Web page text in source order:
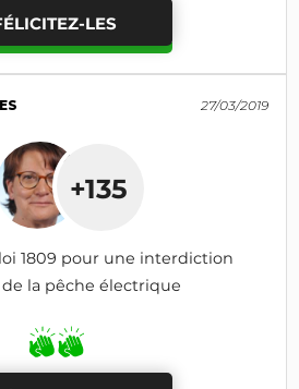
LES
27/03/2019
+135
interdiction
la pêche électrique